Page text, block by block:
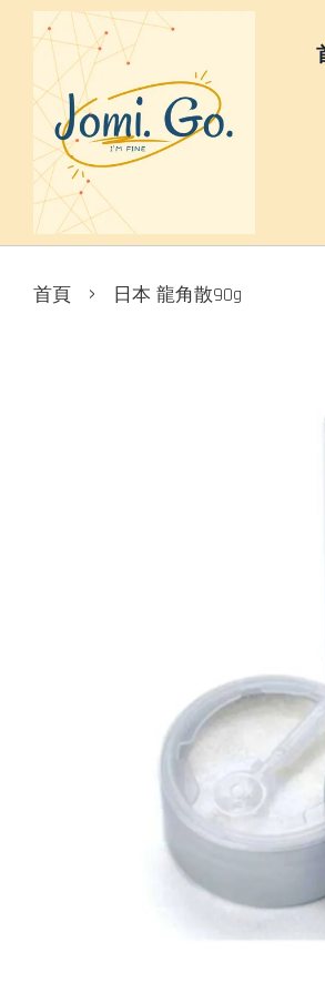
首頁 › 日本 龍角散90g